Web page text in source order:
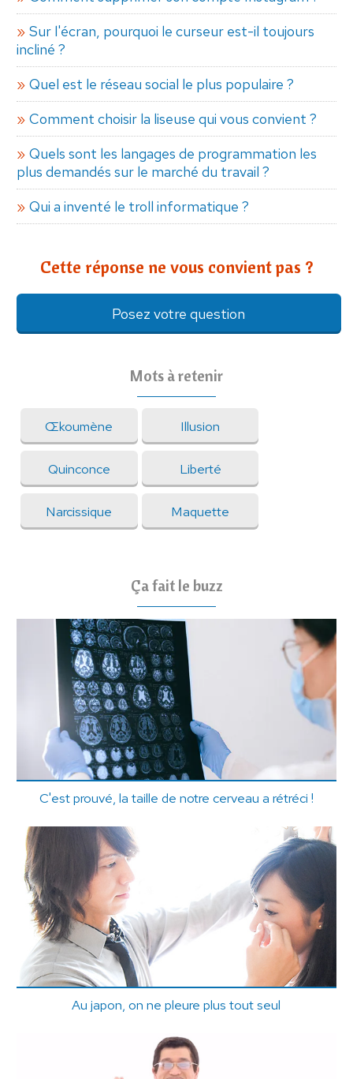
Sur l'écran, pourquoi le curseur est-il toujours
incliné ?
Quel est le réseau social le plus populaire ?
Comment choisir la liseuse qui vous convient ?
Quels sont les langages de programmation les
plus demandés sur le marché du travail ?
Qui a inventé le troll informatique ?
Cette réponse ne vous convient pas ?
Posez votre question
Mots à retenir
Œkoumène Illusion
Quinconce Liberté
Narcissique Maquette
Ça fait le buzz
C'est prouvé, la taille de notre cerveau a rétréci !
Au japon, on ne pleure plus tout seul